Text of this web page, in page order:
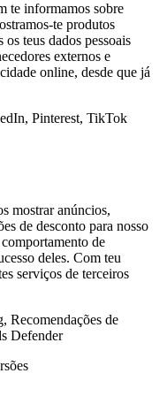
te informamos sobre
te produtos
teus dados pessoais
externos e
online, desde que já
Pinterest, TikTok
mostrar anúncios,
de desconto para nosso
de
deles. Com teu
serviços de terceiros
Recomendações de
Defender